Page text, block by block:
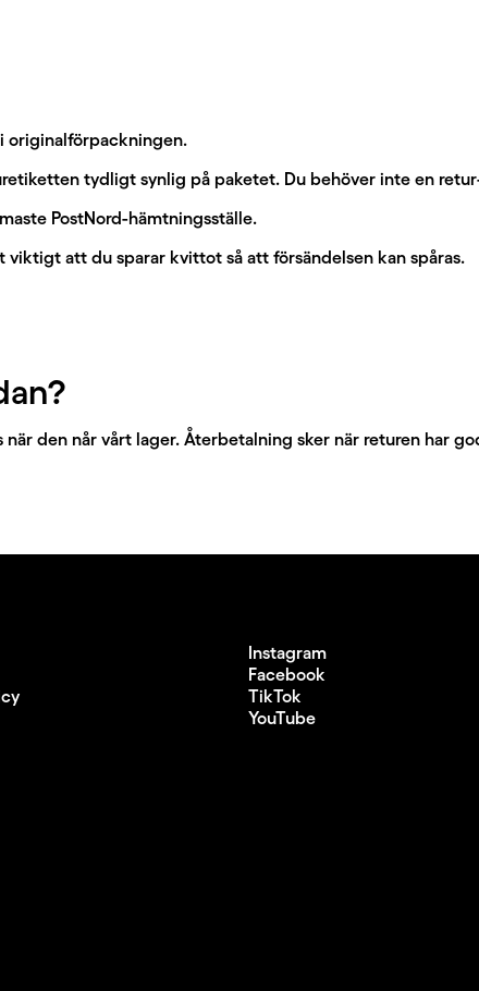
originalförpackningen.
tydligt synlig på paketet. Du behöver inte en
PostNord-hämtningsställe.
viktigt att du sparar kvittot så att försändelsen kan spåras.
den når vårt lager. Återbetalning sker när returen har
Instagram
Facebook
TikTok
YouTube